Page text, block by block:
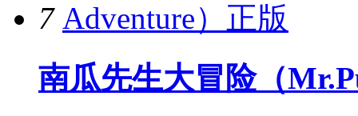
7
南瓜先生大冒险（